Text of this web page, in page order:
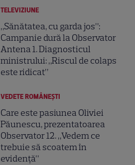
TELEVIZIUNE
„Sănătatea, cu garda jos”:
Campanie dură la Observator
Antena 1. Diagnosticul
ministrului: „Riscul de colaps
este ridicat”
VEDETE ROMÂNEŞTI
Care este pasiunea Oliviei
Păunescu, prezentatoarea
Observator 12. „Vedem ce
trebuie să scoatem în
evidență”